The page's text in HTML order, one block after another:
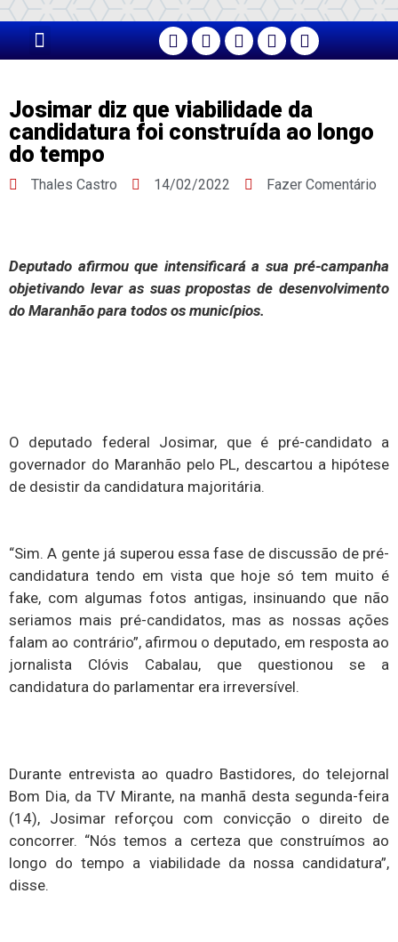
Josimar diz que viabilidade da
candidatura foi construída ao longo
do tempo
Thales Castro 14/02/2022 Fazer Comentário
Deputado afirmou que intensificará a sua pré-campanha
objetivando levar as suas propostas de desenvolvimento
do Maranhão para todos os municípios.
O deputado federal Josimar, que é pré-candidato a
governador do Maranhão pelo PL, descartou a hipótese
de desistir da candidatura majoritária.
“Sim. A gente já superou essa fase de discussão de pré-
candidatura tendo em vista que hoje só tem muito é
fake, com algumas fotos antigas, insinuando que não
seriamos mais pré-candidatos, mas as nossas ações
falam ao contrário”, afirmou o deputado, em resposta ao
jornalista Clóvis Cabalau, que questionou se a
candidatura do parlamentar era irreversível.
Durante entrevista ao quadro Bastidores, do telejornal
Bom Dia, da TV Mirante, na manhã desta segunda-feira
(14), Josimar reforçou com convicção o direito de
concorrer. “Nós temos a certeza que construímos ao
longo do tempo a viabilidade da nossa candidatura”,
disse.